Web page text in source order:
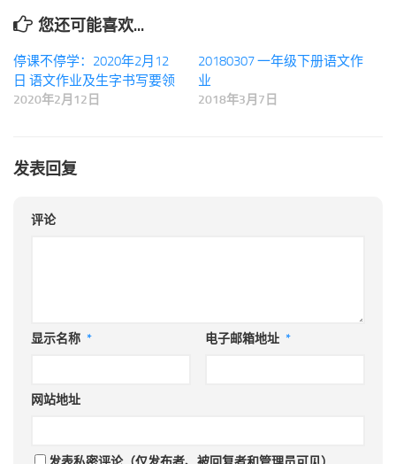
您还可能喜欢...
停课不停学：2020年2月12
日 语文作业及生字书写要领
2020年2月12日
20180307 一年级下册语文作
业
2018年3月7日
发表回复
评论
显示名称 * 电子邮箱地址 *
网站地址